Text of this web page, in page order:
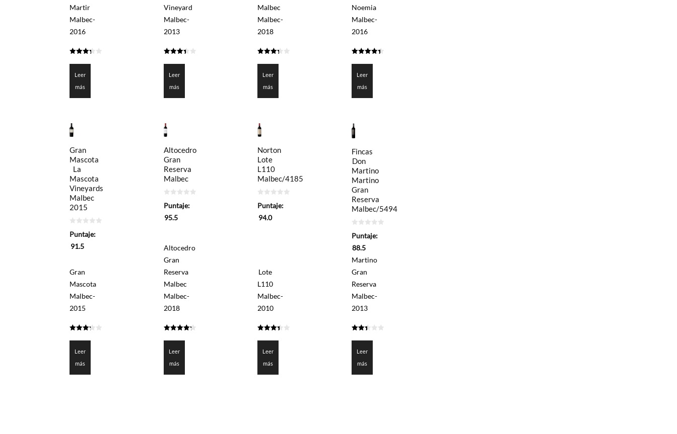
Martir
Malbec-
2016
de 5
Leer
más
Vineyard
Malbec-
2013
de 5
Leer
más
Malbec
Malbec-
2018
de 5
Leer
más
Noemia
Malbec-
2016
de 5
Leer
más
Gran
Mascota
La
Mascota
Vineyards
Malbec
2015
de
Puntaje:
91.5
Gran
Mascota
Malbec-
2015
de 5
Leer
más
Altocedro
Gran
Reserva
Malbec
de
Puntaje:
95.5
Altocedro
Gran
Reserva
Malbec
Malbec-
2018
de 5
Leer
más
Norton
Lote
L110
Malbec/4185
de
Puntaje:
94.0
Lote
L110
Malbec-
2010
de 5
Leer
más
Fincas
Don
Martino
Martino
Gran
Reserva
Malbec/5494
de
Puntaje:
88.5
Martino
Gran
Reserva
Malbec-
2013
de 5
Leer
más